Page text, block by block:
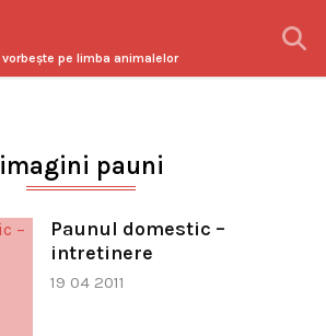
vorbeşte pe limba animalelor
imagini pauni
Paunul domestic –
intretinere
19 04 2011